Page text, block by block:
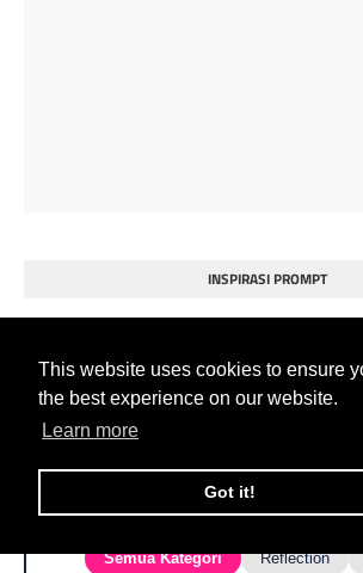
This website uses cookies to ensure
the best experience on our website.
Learn more
Got it!
INSPIRASI PROMPT
📓
Journaling Prompt
Semua Kategori Reflection